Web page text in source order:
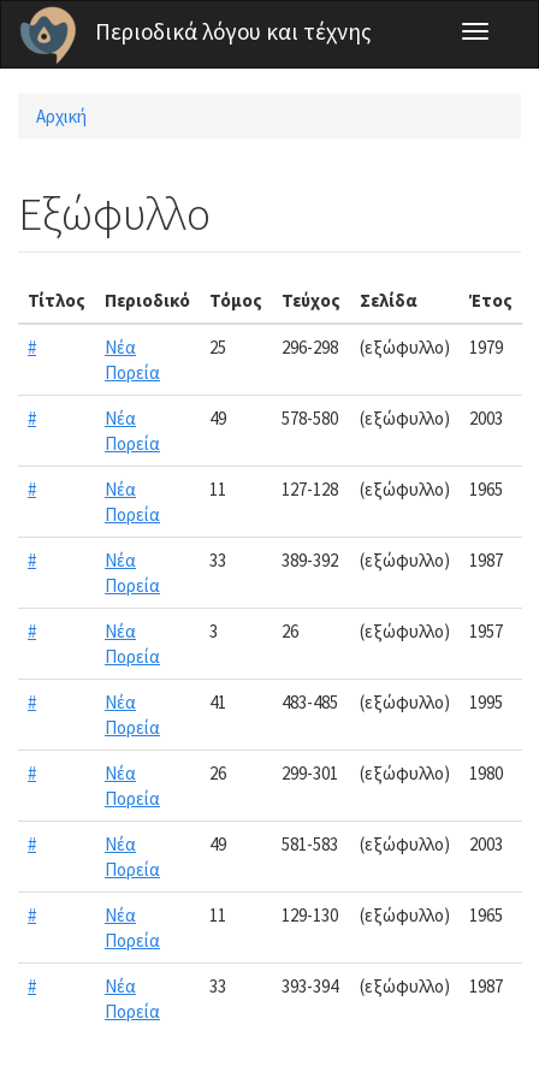
Παράκαμψη προς το κυρίως περιεχόμενο
Περιοδικά λόγου και τέχνης
Toggle
Είστε εδώ
Αρχική
Εξώφυλλο
Τίτλος Περιοδικό Τόμος Τεύχος Σελίδα Έτος
#
Νέα
Πορεία
25 296-298 (εξώφυλλο) 1979
#
Νέα
Πορεία
49 578-580 (εξώφυλλο) 2003
#
Νέα
Πορεία
11 127-128 (εξώφυλλο) 1965
#
Νέα
Πορεία
33 389-392 (εξώφυλλο) 1987
#
Νέα
Πορεία
3 26 (εξώφυλλο) 1957
#
Νέα
Πορεία
41 483-485 (εξώφυλλο) 1995
#
Νέα
Πορεία
26 299-301 (εξώφυλλο) 1980
#
Νέα
Πορεία
49 581-583 (εξώφυλλο) 2003
#
Νέα
Πορεία
11 129-130 (εξώφυλλο) 1965
#
Νέα
Πορεία
33 393-394 (εξώφυλλο) 1987